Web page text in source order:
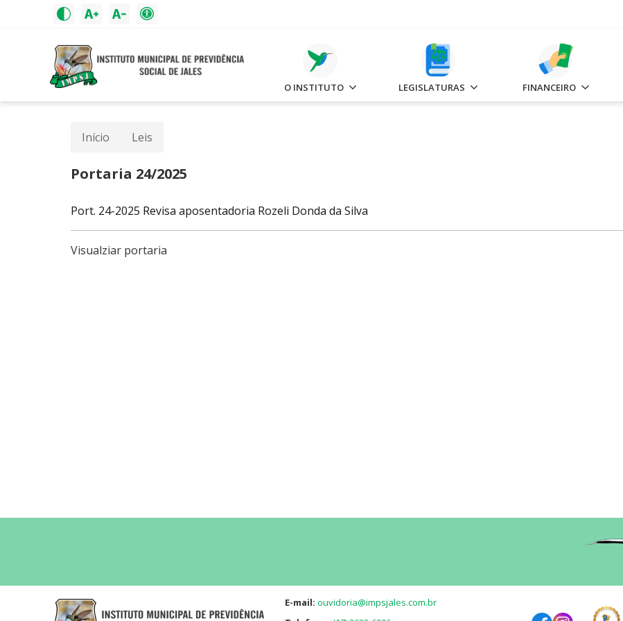
O INSTITUTO LEGISLATURAS FINANCEIRO
Início Leis
Portaria 24/2025
Port. 24-2025 Revisa aposentadoria Rozeli Donda da Silva
Visualziar portaria
E-mail: ouvidoria@impsjales.com.br